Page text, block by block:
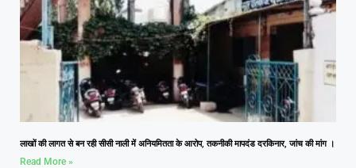
लाखों की लागत से बन रही सीसी नाली में अनियमितता के आरोप, तकनीकी मापदंड दरकिनार, जांच की मांग ।
Read More »